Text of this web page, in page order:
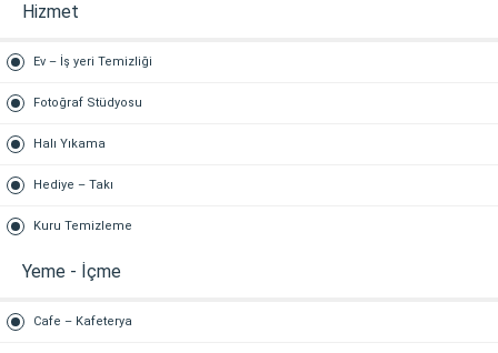
Hizmet
Ev – İş yeri Temizliği
Fotoğraf Stüdyosu
Halı Yıkama
Hediye – Takı
Kuru Temizleme
Yeme - İçme
Cafe – Kafeterya